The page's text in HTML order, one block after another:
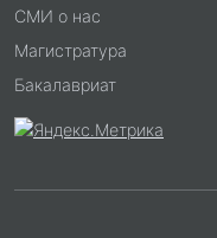
СМИ о нас
Магистратура
Бакалавриат